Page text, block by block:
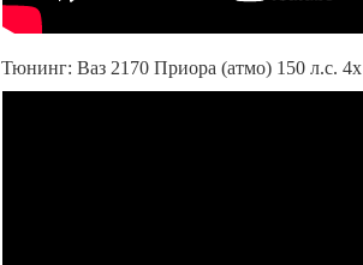
Тюнинг: Ваз 2170 Приора (атмо) 150 л.с.